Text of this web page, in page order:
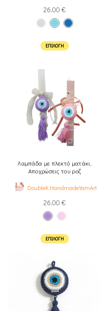
26,00 €
ΕΠΙΛΟΓΉ
Λαμπάδα με πλεκτό ματάκι,
Aποχρώσεις του ροζ
DoubleK.HandmadeYarnArt
26,00 €
ΕΠΙΛΟΓΉ